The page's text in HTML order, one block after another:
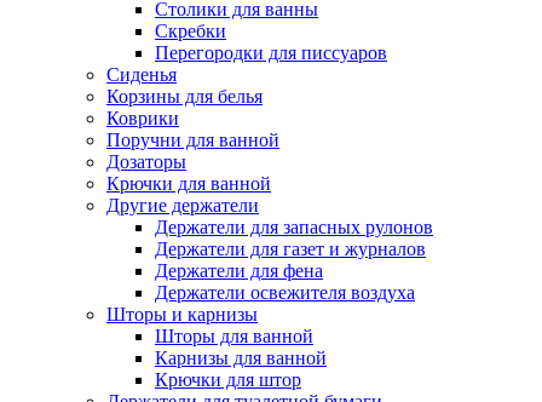
Столики для ванны
Скребки
Перегородки для писсуаров
Сиденья
Корзины для белья
Коврики
Поручни для ванной
Дозаторы
Крючки для ванной
Другие держатели
Держатели для запасных рулонов
Держатели для газет и журналов
Держатели для фена
Держатели освежителя воздуха
Шторы и карнизы
Шторы для ванной
Карнизы для ванной
Крючки для штор